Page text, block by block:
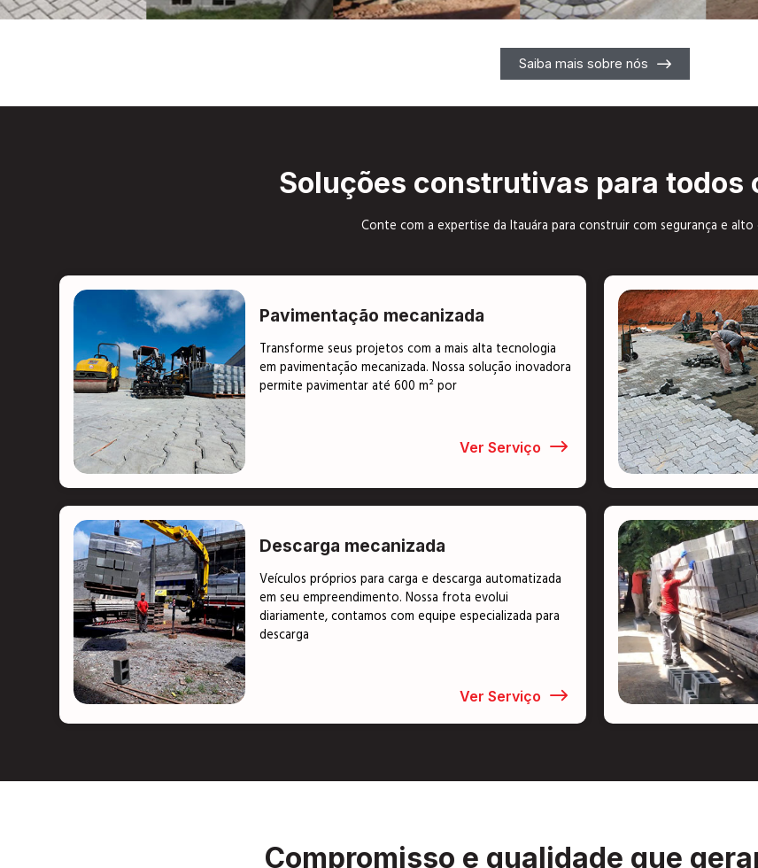
Saiba mais sobre nós
Soluções construtivas para todos
Conte com a expertise da Itauára para construir com segurança e alto
Pavimentação mecanizada
Transforme seus projetos com a mais alta tecnologia
em pavimentação mecanizada. Nossa solução inovadora
permite pavimentar até 600 m² por
Ver Serviço
Descarga mecanizada
Veículos próprios para carga e descarga automatizada
em seu empreendimento. Nossa frota evolui
diariamente, contamos com equipe especializada para
descarga
Ver Serviço
Compromisso e qualidade que